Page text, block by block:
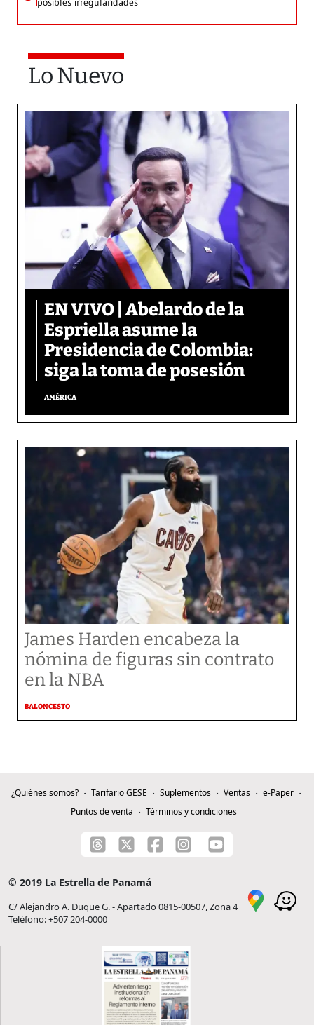
Lo Nuevo
EN VIVO | Abelardo de la
Espriella asume la
Presidencia de Colombia:
siga la toma de posesión
AMÉRICA
James Harden encabeza la
nómina de figuras sin contrato
en la NBA
BALONCESTO
¿Quiénes somos? Tarifario GESE Suplementos Ventas
e-Paper
Puntos de venta
Términos y condiciones
© 2019 La Estrella de Panamá
C/ Alejandro A. Duque G. - Apartado 0815-00507, Zona 4
Teléfono: +507 204-0000